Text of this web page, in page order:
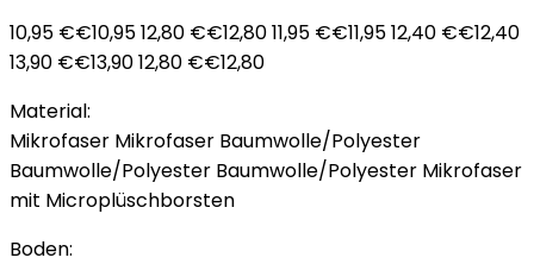
10,95 €€10,95 12,80 €€12,80 11,95 €€11,95 12,40 €€12,40
13,90 €€13,90 12,80 €€12,80
Material:
Mikrofaser Mikrofaser Baumwolle/Polyester
Baumwolle/Polyester Baumwolle/Polyester Mikrofaser
mit Microplüschborsten
Boden: